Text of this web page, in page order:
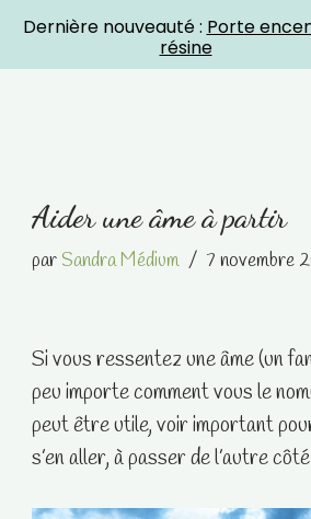
au
contenu
Aider une âme à partir
par Sandra Médium 7 novembre
Si vous ressentez une âme (un
peu importe comment vous le
peut être utile, voir important
s’en aller, à passer de l’autre
Dernière nouveauté : Porte
résine
Crystal